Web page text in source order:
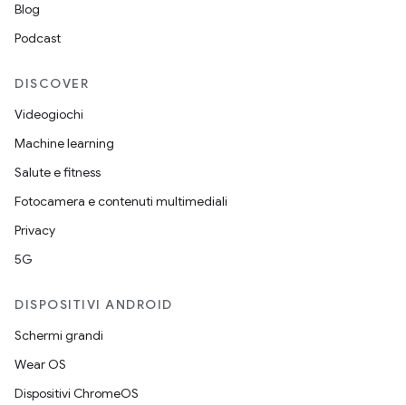
Blog
Podcast
DISCOVER
Videogiochi
Machine learning
Salute e fitness
Fotocamera e contenuti multimediali
Privacy
5G
DISPOSITIVI ANDROID
Schermi grandi
Wear OS
Dispositivi ChromeOS